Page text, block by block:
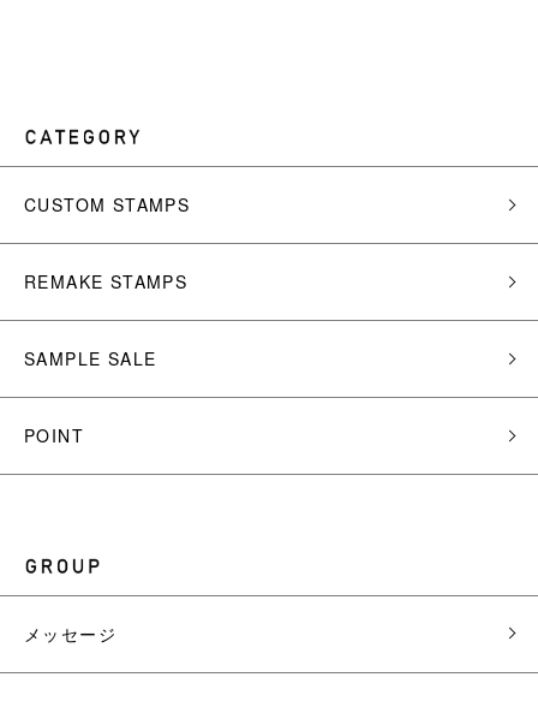
CUSTOM STAMPS
REMAKE STAMPS
SAMPLE SALE
POINT
メッセージ